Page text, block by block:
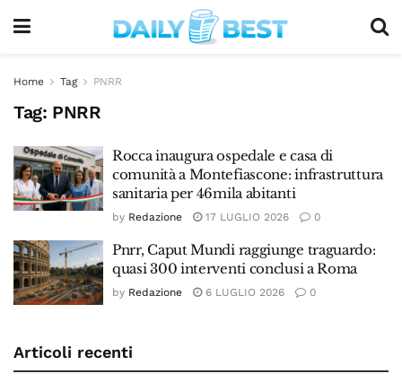
Home Tag PNRR
Tag: PNRR
Rocca inaugura ospedale e casa di
comunità a Montefiascone: infrastruttura
sanitaria per 46mila abitanti
by Redazione 17 LUGLIO 2026 0
Pnrr, Caput Mundi raggiunge traguardo:
quasi 300 interventi conclusi a Roma
by Redazione 6 LUGLIO 2026 0
Articoli recenti